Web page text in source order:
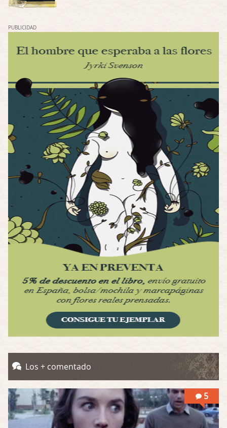
Por: FrancHis
Por: Luar
Por encima de tu cadáver
Por: Luar
Interesante cuando avanza, le falta algo d …
Possession
Por: Luar
Se llama la posesión en castellano, está …
Obsession
Una película normalita, nada del otro mun …
Obsession
Por: Chica Stark
Al principio por el hype que la dieron iba …
Por: Mountain
Llevo toda una vida para verla y nunca lo …
Posesión Infernal: En Llamas
Into the Mud
Por: Flor
Se puede ver este corto y otras más de ex …
PUBLICIDAD
Los + comentado
5